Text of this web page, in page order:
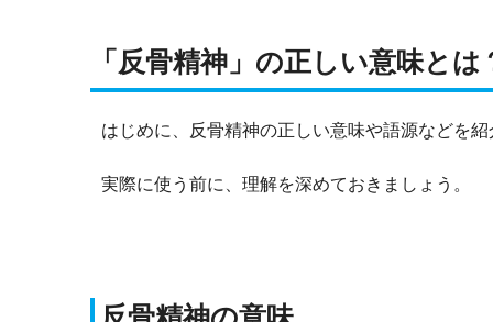
「反骨精神」の正しい意味とは
はじめに、反骨精神の正しい意味や語源などを紹
実際に使う前に、理解を深めておきましょう。